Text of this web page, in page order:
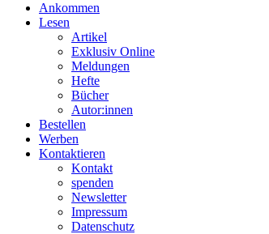
Ankommen
Lesen
Artikel
Exklusiv Online
Meldungen
Hefte
Bücher
Autor:innen
Bestellen
Werben
Kontaktieren
Kontakt
spenden
Newsletter
Impressum
Datenschutz­